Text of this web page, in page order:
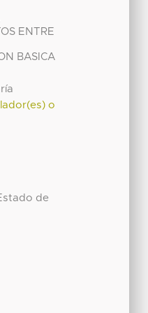
ENTRE
BASICA
o
de